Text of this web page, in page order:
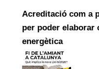
Acreditació com a
per poder elaborar
energètica